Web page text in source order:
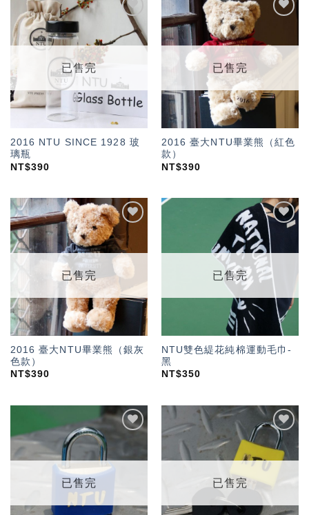
加入
「願
望輕
已售完
2016 NTU SINCE 1928 玻
璃瓶
NT$390
望輕
已售完
2016 臺大NTU畢業熊（紅色
款）
NT$390
「願
望輕
已售完
2016 臺大NTU畢業熊（銀灰
色款）
NT$390
望輕
已售完
NTU雙色緹花純棉運動毛巾-
黑
NT$350
望輕
已售完
加入
「願
望輕
已售完